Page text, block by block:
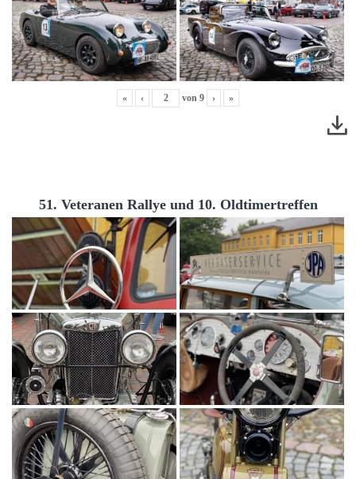
« ‹ von 9 › »
51. Veteranen Rallye und 10. Oldtimertreffen